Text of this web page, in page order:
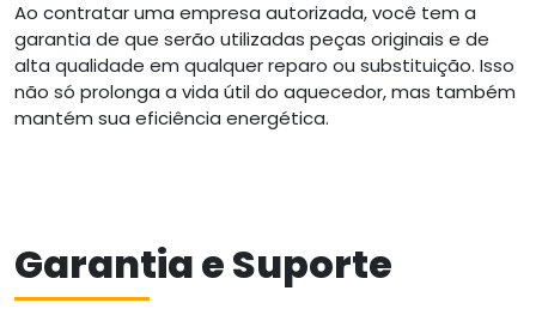
Ao contratar uma empresa autorizada, você tem a
garantia de que serão utilizadas peças originais e de
alta qualidade em qualquer reparo ou substituição. Isso
não só prolonga a vida útil do aquecedor, mas também
mantém sua eficiência energética.
Garantia e Suporte